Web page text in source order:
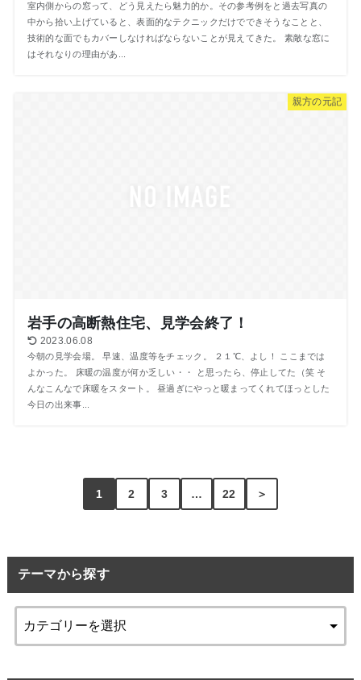
室内側からの窓って、どう見えたら魅力的か。その参考例をと過去写真の
中から拾い上げていると、表面的なテクニックだけでできそうなことと、
技術的な面でもカバーしなければならないことが見えてきた。 素敵な窓に
はそれなりの理由があ...
親方の元記
岩手の高断熱住宅、見学会終了！
2023.06.08
今朝の見学会場。 早速、温度等をチェック。 ２１℃、よし！ ここまでは
よかった。 床暖の温度が何か乏しい・・ と思ったら、停止してた（笑 そ
んなこんなで床暖をスタート。 昼過ぎにやっと暖まってくれてほっとした
今日の出来事...
1 2 3 … 22 ＞
テーマから探す